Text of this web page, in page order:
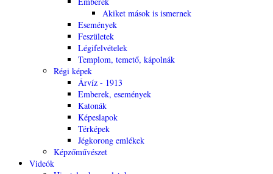
Akiket mások is ismernek
Események
Feszületek
Légifelvételek
Templom, temető, kápolnák
Régi képek
Árvíz - 1913
Emberek, események
Katonák
Képeslapok
Térképek
Jégkorong emlékek
Képzőművészet
Videók